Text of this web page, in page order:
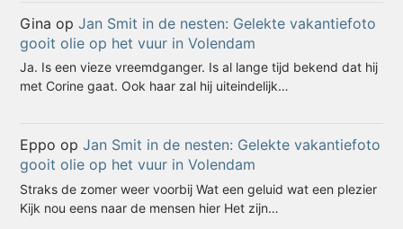
Gina opJan Smit in de nesten: Gelekte vakantiefoto
gooit olie op het vuur in Volendam
Ja. Is een vieze vreemdganger. Is al lange tijd bekend dat hij
met Corine gaat. Ook haar zal hij uiteindelijk…
Eppo opJan Smit in de nesten: Gelekte vakantiefoto
gooit olie op het vuur in Volendam
Straks de zomer weer voorbij Wat een geluid wat een plezier
Kijk nou eens naar de mensen hier Het zijn…